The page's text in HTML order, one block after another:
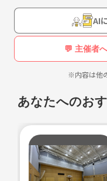
AI
💬 主催者
※内容は他
あなたへのお